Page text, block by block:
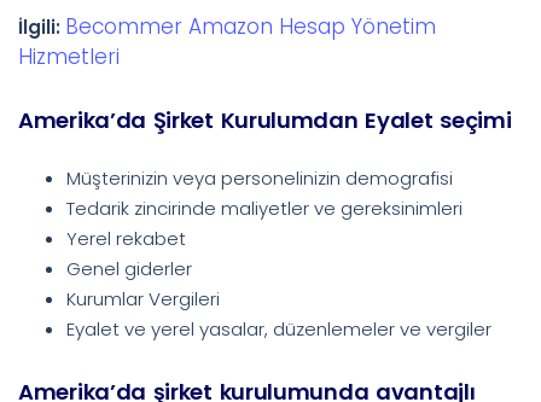
İlgili: Becommer Amazon Hesap Yönetim
Hizmetleri
Amerika’da Şirket Kurulumdan Eyalet seçimi
Müşterinizin veya personelinizin demografisi
Tedarik zincirinde maliyetler ve gereksinimleri
Yerel rekabet
Genel giderler
Kurumlar Vergileri
Eyalet ve yerel yasalar, düzenlemeler ve vergiler
Amerika’da şirket kurulumunda avantajlı